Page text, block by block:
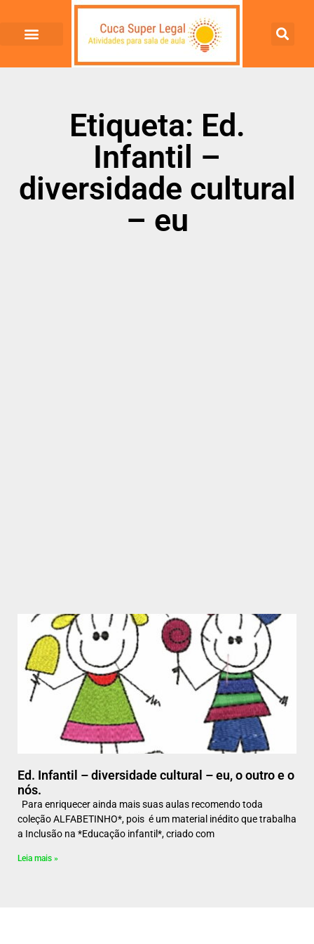
Etiqueta: Ed.
Infantil –
diversidade cultural
– eu
Ed. Infantil – diversidade cultural – eu, o outro e o
nós.
Para enriquecer ainda mais suas aulas recomendo toda
coleção ALFABETINHO*, pois é um material inédito que trabalha
a Inclusão na *Educação infantil*, criado com
Leia mais »